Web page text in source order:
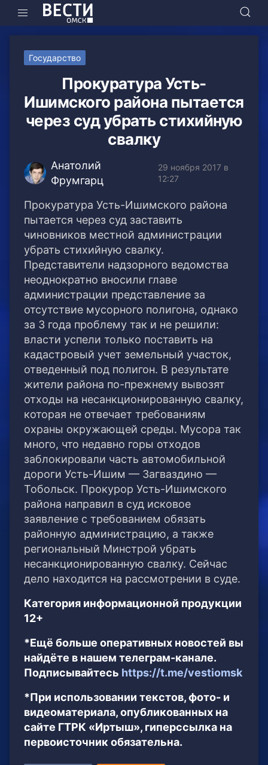
Государство
Прокуратура Усть-
Ишимского района пытается
через суд убрать стихийную
свалку
Анатолий
Фрумгарц
29 ноября 2017 в
12:27
Прокуратура Усть-Ишимского района
пытается через суд заставить
чиновников местной администрации
убрать стихийную свалку.
Представители надзорного ведомства
неоднократно вносили главе
администрации представление за
отсутствие мусорного полигона, однако
за 3 года проблему так и не решили:
власти успели только поставить на
кадастровый учет земельный участок,
отведенный под полигон. В результате
жители района по-прежнему вывозят
отходы на несанкционированную свалку,
которая не отвечает требованиям
охраны окружающей среды. Мусора так
много, что недавно горы отходов
заблокировали часть автомобильной
дороги Усть-Ишим — Загваздино —
Тобольск. Прокурор Усть-Ишимского
района направил в суд исковое
заявление с требованием обязать
районную администрацию, а также
региональный Минстрой убрать
несанкционированную свалку. Сейчас
дело находится на рассмотрении в суде.
Категория информационной продукции
12+
*Ещё больше оперативных новостей вы
найдёте в нашем телеграм-канале.
Подписывайтесь https://t.me/vestiomsk
*При использовании текстов, фото- и
видеоматериала, опубликованных на
сайте ГТРК «Иртыш», гиперссылка на
первоисточник обязательна.